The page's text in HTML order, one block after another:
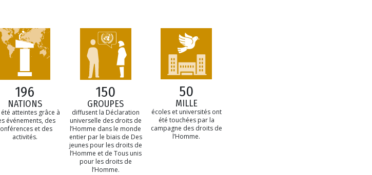
196
NATIONS
atteintes grâce à
événements, des
et des
activités.
150
GROUPES
diffusent la Déclaration
universelle des droits de
l’Homme dans le monde
entier par le biais de Des
jeunes pour les droits de
l’Homme et de Tous unis
pour les droits de
l’Homme.
50
MILLE
écoles et universités ont
été touchées par la
campagne des droits de
l’Homme.